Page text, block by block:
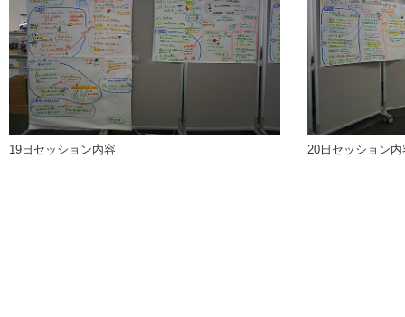
19日セッション内容 20日セッション内